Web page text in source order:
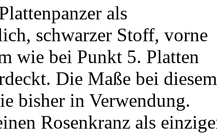
als
schwarzer Stoff, vorne
wie bei Punkt 5. Platten
Die Maße bei diesem
bisher in Verwendung.
Rosenkranz als